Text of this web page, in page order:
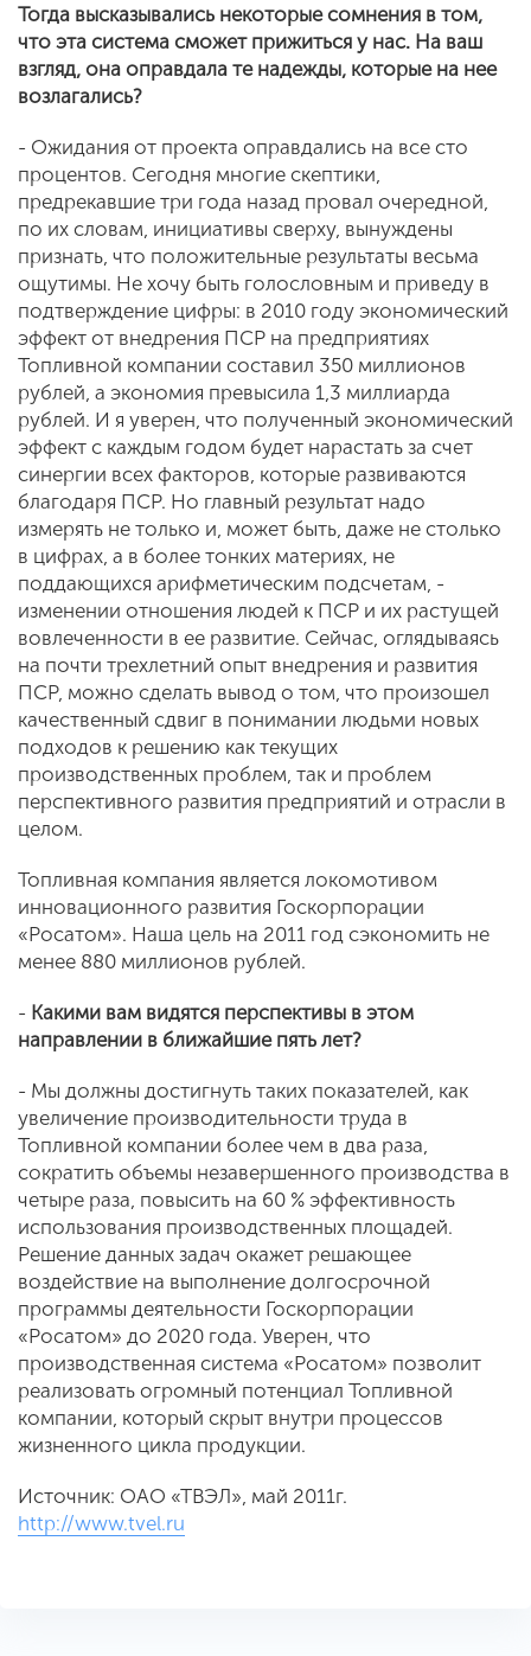
Тогда высказывались некоторые сомнения в том,
что эта система сможет прижиться у нас. На ваш
взгляд, она оправдала те надежды, которые на нее
возлагались?
- Ожидания от проекта оправдались на все сто
процентов. Сегодня многие скептики,
предрекавшие три года назад провал очередной,
по их словам, инициативы сверху, вынуждены
признать, что положительные результаты весьма
ощутимы. Не хочу быть голословным и приведу в
подтверждение цифры: в 2010 году экономический
эффект от внедрения ПСР на предприятиях
Топливной компании составил 350 миллионов
рублей, а экономия превысила 1,3 миллиарда
рублей. И я уверен, что полученный экономический
эффект с каждым годом будет нарастать за счет
синергии всех факторов, которые развиваются
благодаря ПСР. Но главный результат надо
измерять не только и, может быть, даже не столько
в цифрах, а в более тонких материях, не
поддающихся арифметическим подсчетам, -
изменении отношения людей к ПСР и их растущей
вовлеченности в ее развитие. Сейчас, оглядываясь
на почти трехлетний опыт внедрения и развития
ПСР, можно сделать вывод о том, что произошел
качественный сдвиг в понимании людьми новых
подходов к решению как текущих
производственных проблем, так и проблем
перспективного развития предприятий и отрасли в
целом.
Топливная компания является локомотивом
инновационного развития Госкорпорации
«Росатом». Наша цель на 2011 год сэкономить не
менее 880 миллионов рублей.
- Какими вам видятся перспективы в этом
направлении в ближайшие пять лет?
- Мы должны достигнуть таких показателей, как
увеличение производительности труда в
Топливной компании более чем в два раза,
сократить объемы незавершенного производства в
четыре раза, повысить на 60 % эффективность
использования производственных площадей.
Решение данных задач окажет решающее
воздействие на выполнение долгосрочной
программы деятельности Госкорпорации
«Росатом» до 2020 года. Уверен, что
производственная система «Росатом» позволит
реализовать огромный потенциал Топливной
компании, который скрыт внутри процессов
жизненного цикла продукции.
Источник: ОАО «ТВЭЛ», май 2011г.
http://www.tvel.ru